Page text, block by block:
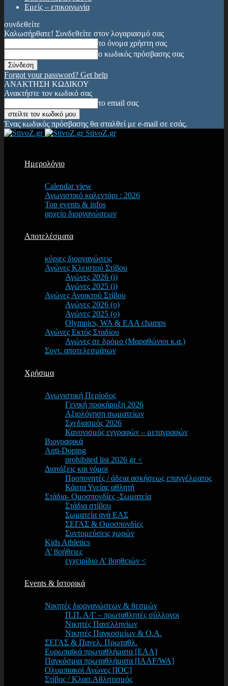
Εμείς – επικοινωνία
συνδεθείτε
Καλωσήρθατε! Συνδεθείτε στον λογαριασμό σας
το όνομα χρήστη σας
ο κωδικός πρόσβασης σας
Forgot your password? Get help
ΑΝΑΚΤΗΣΗ ΚΩΔΙΚΟΥ
Ανακτήστε τον κωδικό σας
το email σας
Ένας κωδικός πρόσβασης θα σταλθεί με e-mail σε εσάς.
StivoZ.gr
Ημερολόγιο
Calendar view
Αγωνιστικό καλεντάρι : 2026
Top events & infos
αρχείο διοργανώσεων
Αποτελέσματα
κύριες διοργανώσεις
Αγώνες Κλειστού Στίβου
Αγώνες 2026 (i)
Αγώνες 2025 (i)
Αγώνες Ανοικτού Στίβου
Αγώνες 2026 (o)
Αγώνες 2025 (o)
Olympics, WA & EAA champs
Αγώνες Εκτός Σταδίου
Αγώνες σε δρόμο (Μαραθώνιοι κ.α.)
Συντ. αποτελεσμάτων
Χρήσιμα
Αγωνιστική Περίοδος
Γενική προκήρυξη 2026
Αξιολόγηση σωματείων
Σχεδιασμός 2026
Κανονισμός εγγραφών – μεταγραφών
Βιογραφικά
Anti-Doping
prohibited list 2026 gr <
Διατάξεις και νόμοι
Προπονητές / άδεια ασκήσεως επαγγέλματος
Κάρτα Υγείας αθλητή
Στάδια- Ομοσπονδίες -Σωματεία
Στάδια στίβου
Σωματεία ανά ΕΑΣ
ΣΕΓΑΣ & Ομοσπονδίες
Συντομεύσεις χωρών
Kids Athletics
Α’ βοήθειες
εγχειρίδιο Α’ βοηθειών <
Events & Ιστορικά
Νικητές διοργανώσεων & θεσμών
Π.Π. Α/Γ – πρωταθλητές σύλλογοι
Νικητές Πανελληνίων
Νικητές Παγκοσμίων & Ο.Α.
ΣΕΓΑΣ & Πανελ. Πρωταθλ.
Ευρωπαϊκά πρωταθλήματα [EAA]
Παγκόσμια πρωταθλήματα [IAAF/WA]
Ολυμπιακοί Αγώνες [IOC]
Στίβος / Κλασ.Αθλητισμός